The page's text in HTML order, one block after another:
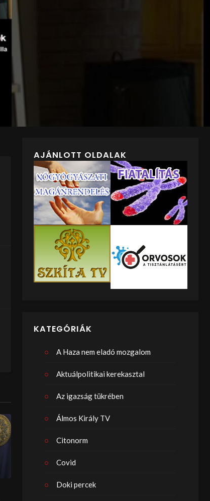
AJÁNLOTT OLDALAK
KATEGÓRIÁK
A Haza nem eladó mozgalom
Aktuálpolitikai kerekasztal
Az igazság tükrében
Álmos Király TV
Citonorm
Covid
Doki percek